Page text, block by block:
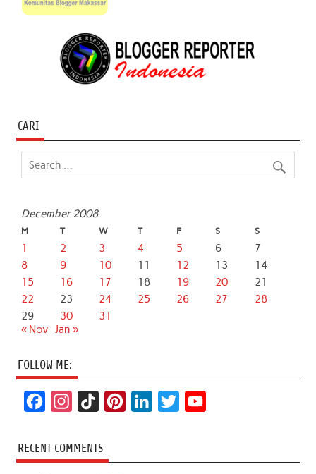
CARI
December 2008
M T W T F S S
1 2 3 4 5 6
7
8
9 10 11 12 13
14
15
16 17 18 19 20
21
22
23 24 25 26 27
28
29
30
31
« Nov Jan »
FOLLOW ME:
c
e
s
t
k
T
t
k
t
T
RECENT COMMENTS